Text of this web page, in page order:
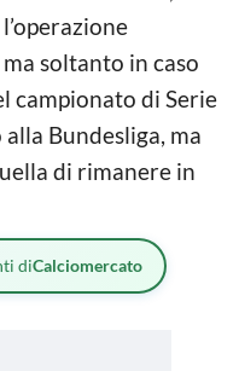
ma soltanto in caso
campionato di Serie
Bundesliga, ma
di rimanere in
diCalciomercato